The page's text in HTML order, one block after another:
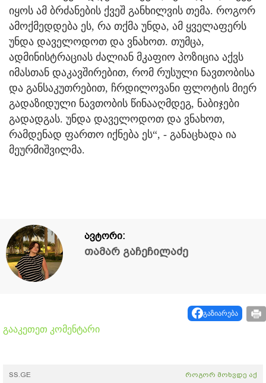
იყოს ამ ბრძანების ქვეშ განხილვის თემა. როგორ
ამოქმედდება ეს, რა თქმა უნდა, ამ ყველაფერს
უნდა დაველოდოთ და ვნახოთ. თუმცა,
ადმინისტრაციას ძალიან მკაფიო პოზიცია აქვს
იმასთან დაკავშირებით, რომ რუსული ნავთობისა
და განსაკუთრებით, ჩრდილოვანი ფლოტის მიერ
გადაზიდული ნავთობის წინააღმდეგ, ნაბიჯები
გადადგას. უნდა დაველოდოთ და ვნახოთ,
რამდენად ფართო იქნება ეს“, - განაცხადა ია
მეურმიშვილმა.
ავტორი:
თამარ გაჩეჩილაძე
გაზიარება
გააკეთეთ კომენტარი
SS.GE როგორ მოხვდე აქ